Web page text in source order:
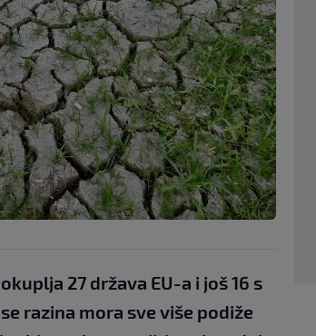
27 država EU-a i još 16 s
razina mora sve više podiže